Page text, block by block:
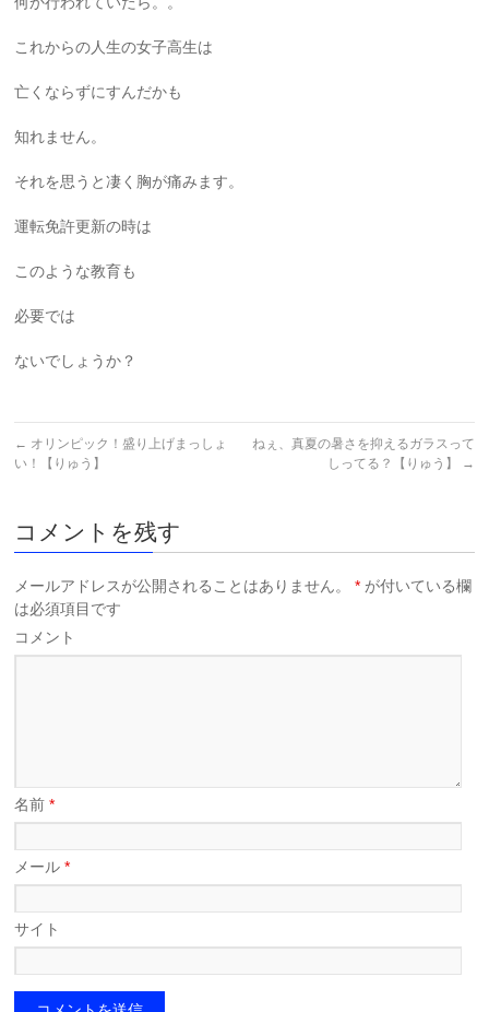
これからの人生の女子高生は
亡くならずにすんだかも
知れません。
それを思うと凄く胸が痛みます。
運転免許更新の時は
このような教育も
必要では
ないでしょうか？
← オリンピック！盛り上げまっしょ
い！【りゅう】
ねぇ、真夏の暑さを抑えるガラスって
しってる？【りゅう】
→
コメントを残す
メールアドレスが公開されることはありません。 * が付いている欄
は必須項目です
コメント
名前*
メール*
サイト